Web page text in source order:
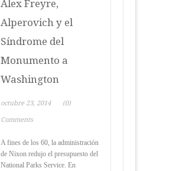
Alex Freyre,
Alperovich y el
Síndrome del
Monumento a
Washington
octubre 23, 2014 (0)
Comments
A fines de los 60, la administración
de Nixon redujo el presupuesto del
National Parks Service. En